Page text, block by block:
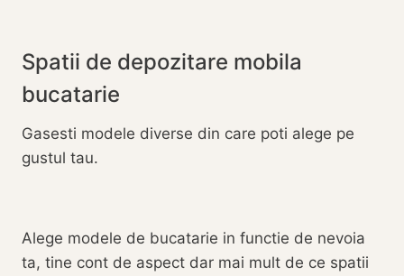
Spatii de depozitare mobila
bucatarie
Gasesti modele diverse din care poti alege pe
gustul tau.
Alege modele de bucatarie in functie de nevoia
ta, tine cont de aspect dar mai mult de ce spatii